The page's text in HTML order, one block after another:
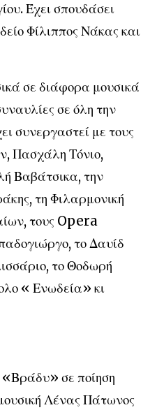
Έχει σπουδάσει
Φίλιππος Νάκας και
σε διάφορα μουσικά
σε όλη την
συνεργαστεί με τους
Πασχάλη Τόνιο,
Βαβάτσικα, την
τη Φιλαρμονική
τους Opera
το Δαυίδ
το Θοδωρή
« Ενωδεία» κι
σε ποίηση
Λένας Πάτωνος